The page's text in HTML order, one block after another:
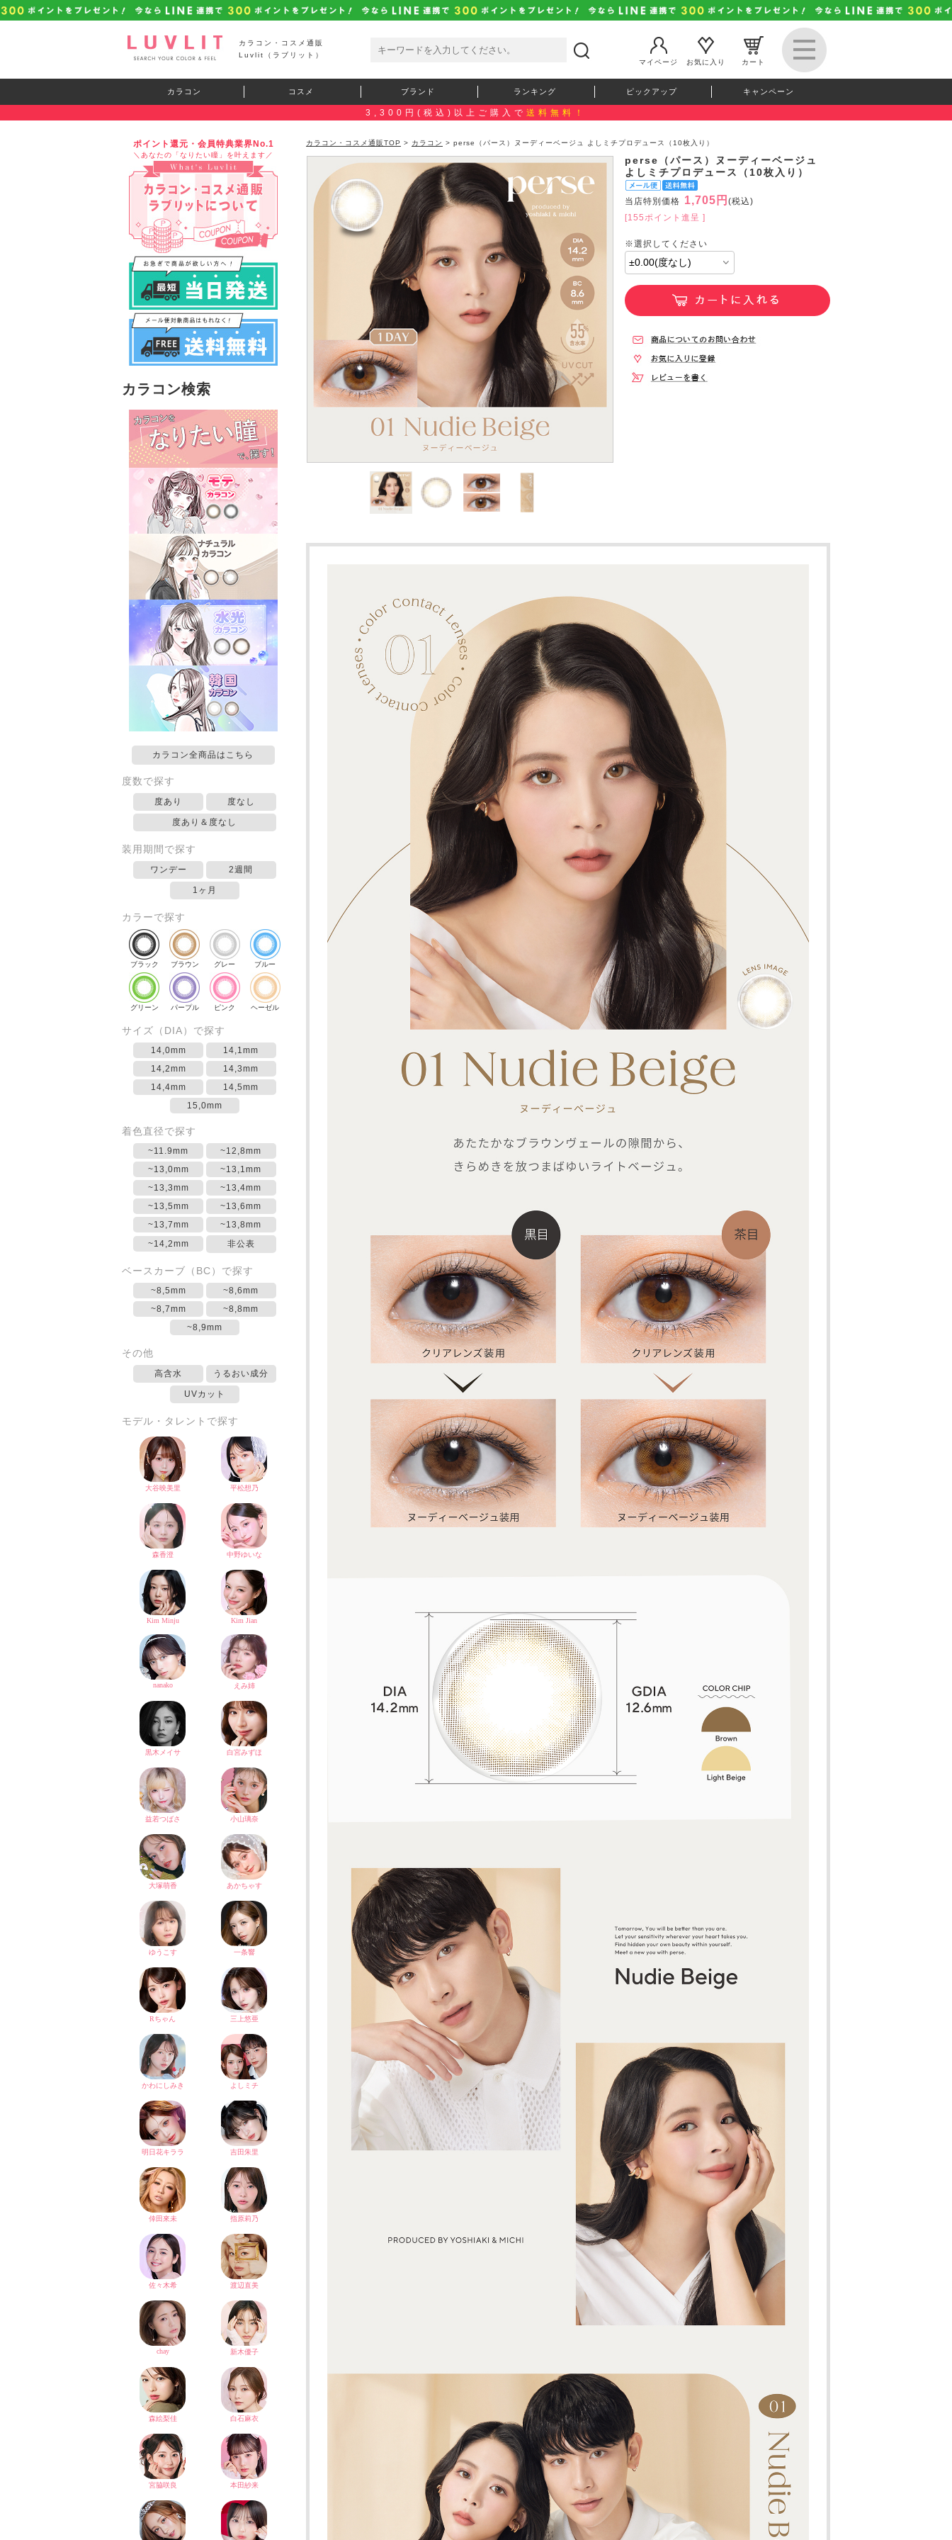
カラコン・コスメ通販
Luvlit（ラブリット）
マイページ
お気に入り カート
カラコン コスメ ブランド ランキング ピックアップ キャンペーン
3,300円(税込)以上ご購入で 送料無料！
ポイント還元・会員特典業界No.1
＼あなたの「なりたい瞳」を叶えます／
カラコン検索
カラコン全商品はこちら
度数で探す
度あり 度なし
度あり＆度なし
装用期間で探す
ワンデー 2週間
1ヶ月
カラーで探す
ブラック ブラウン グレー ブルー
グリーン パープル ピンク ヘーゼル
サイズ（DIA）で探す
14,0mm
14,1mm
14,2mm
14,3mm
14,4mm
14,5mm
15,0mm
着色直径で探す
~11.9mm
~12,8mm
~13,0mm
~13,1mm
~13,3mm
~13,4mm
~13,5mm
~13,6mm
~13,7mm
~13,8mm
~14,2mm
非公表
ベースカーブ（BC）で探す
~8,5mm
~8,6mm
~8,7mm
~8,8mm
~8,9mm
その他
高含水 うるおい成分
UVカット
モデル・タレントで探す
カラコン・コスメ通販TOP > カラコン > perse（パース）ヌーディーベージュ よしミチプロデュース（10枚入り）
perse（パース）ヌーディーベージュ
よしミチプロデュース（10枚入り）
当店特別価格 1,705円 (税込)
[155ポイント進呈 ]